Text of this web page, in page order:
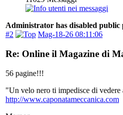
Administrator has disabled public
#2
Mag-18-26 08:11:06
Re: Online il Magazine di
56 pagine!!!
"Un velo nero ti impedisce di
http://www.caponatameccanica.com